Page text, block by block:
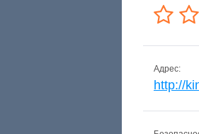
Адрес:
http://